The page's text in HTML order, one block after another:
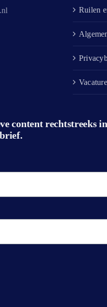
content rechtstreeks
Ruilen